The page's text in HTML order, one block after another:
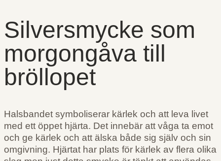
Silversmycke som
morgongåva till
bröllopet
Halsbandet symboliserar kärlek och att leva livet
med ett öppet hjärta. Det innebär att våga ta emot
och ge kärlek och att älska både sig själv och sin
omgivning. Hjärtat har plats för kärlek av flera olika